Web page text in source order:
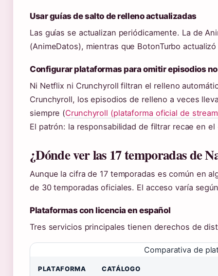
Usar guías de salto de relleno actualizadas
Las guías se actualizan periódicamente. La de
(AnimeDatos), mientras que BotonTurbo
Configurar plataformas para omitir episodios
Ni Netflix ni Crunchyroll filtran el relleno
Crunchyroll, los episodios de relleno a veces
siempre (Crunchyroll (plataforma oficial de
El patrón: la responsabilidad de filtrar recae en
¿Dónde ver las 17 temporadas de
Aunque la cifra de 17 temporadas es común en
de 30 temporadas oficiales. El acceso varía
Plataformas con licencia en español
Tres servicios principales tienen derechos de
Comparativa de
PLATAFORMA CATÁLOGO